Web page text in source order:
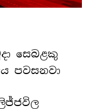
සෙබළකු
පවසනවා